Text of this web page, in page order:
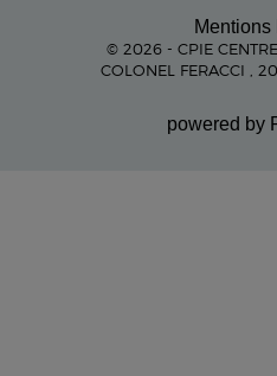
Mentions
© 2026 - CPIE
COLONEL FERACCI ,
powered by